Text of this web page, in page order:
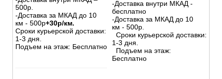
500р.
-Доставка за МКАД до 10
км - 500р+30р/км.
Сроки курьерской доставки:
1-3 дня.
Подъем на этаж: Бесплатно
-Доставка внутри МКАД -
бесплатно
-Доставка за МКАД до 10
км - 500р.
Сроки курьерской доставки:
1-3 дня.
Подъем на этаж:
Бесплатно